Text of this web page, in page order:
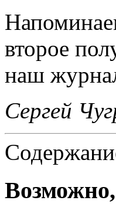
второе
наш
Сергей